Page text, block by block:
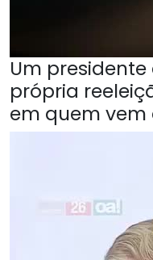
Um
própria
em quem vem